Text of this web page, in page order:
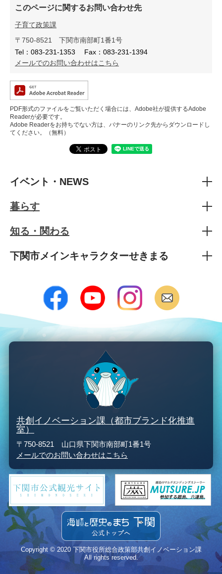
このページに関するお問い合わせ先
子育て政策課
〒750-8521
下関市南部町1番1号
Tel：083-231-1353
Fax：083-231-1394
メールでのお問い合わせはこちら
PDF形式のファイルをご覧いただく場合には、Adobe社が提供するAdobe
Readerが必要です。
Adobe Readerをお持ちでない方は、バナーのリンク先からダウンロードし
てください。（無料）
イベント・NEWS
暮らす
知る・関わる
下関市メインキャラクターせきまる
共創イノベーション課（都市ブランド化推進
室）
〒750-8521 山口県下関市南部町1番1号
メールでのお問い合わせはこちら
Copyright © 2020 下関市役所総合政策部共創イノベーション課
All rights reserved.